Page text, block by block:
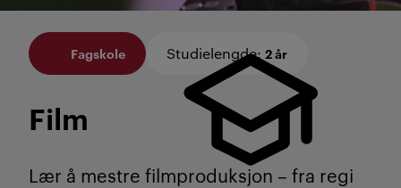
Fagskole Studielengde: 2 år
Film
Lær å mestre filmproduksjon – fra regi